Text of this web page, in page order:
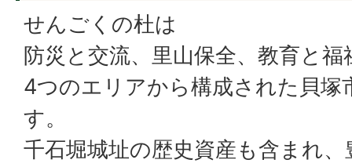
せんごくの杜は
防災と交流、里山保全、教育と
4つのエリアから構成された貝塚
す。
千石堀城址の歴史資産も含まれ